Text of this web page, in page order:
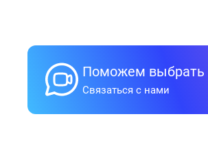
Поможем выбрать
Связаться с нами